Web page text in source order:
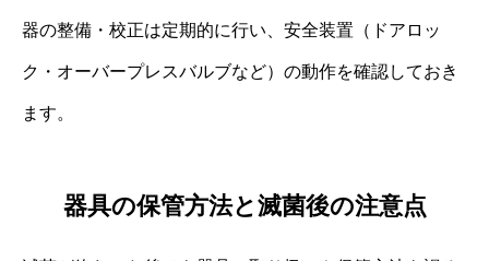
器の整備・校正は定期的に行い、安全装置（ドアロッ
ク・オーバープレスバルブなど）の動作を確認しておき
ます。
器具の保管方法と滅菌後の注意点